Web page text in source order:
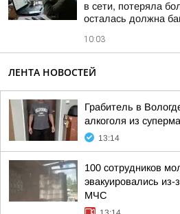
в сети, потеряла
осталась должна
10:03
ЛЕНТА НОВОСТЕЙ
Грабитель в
алкоголя из
13:14
100 сотрудников
эвакуировались
МЧС